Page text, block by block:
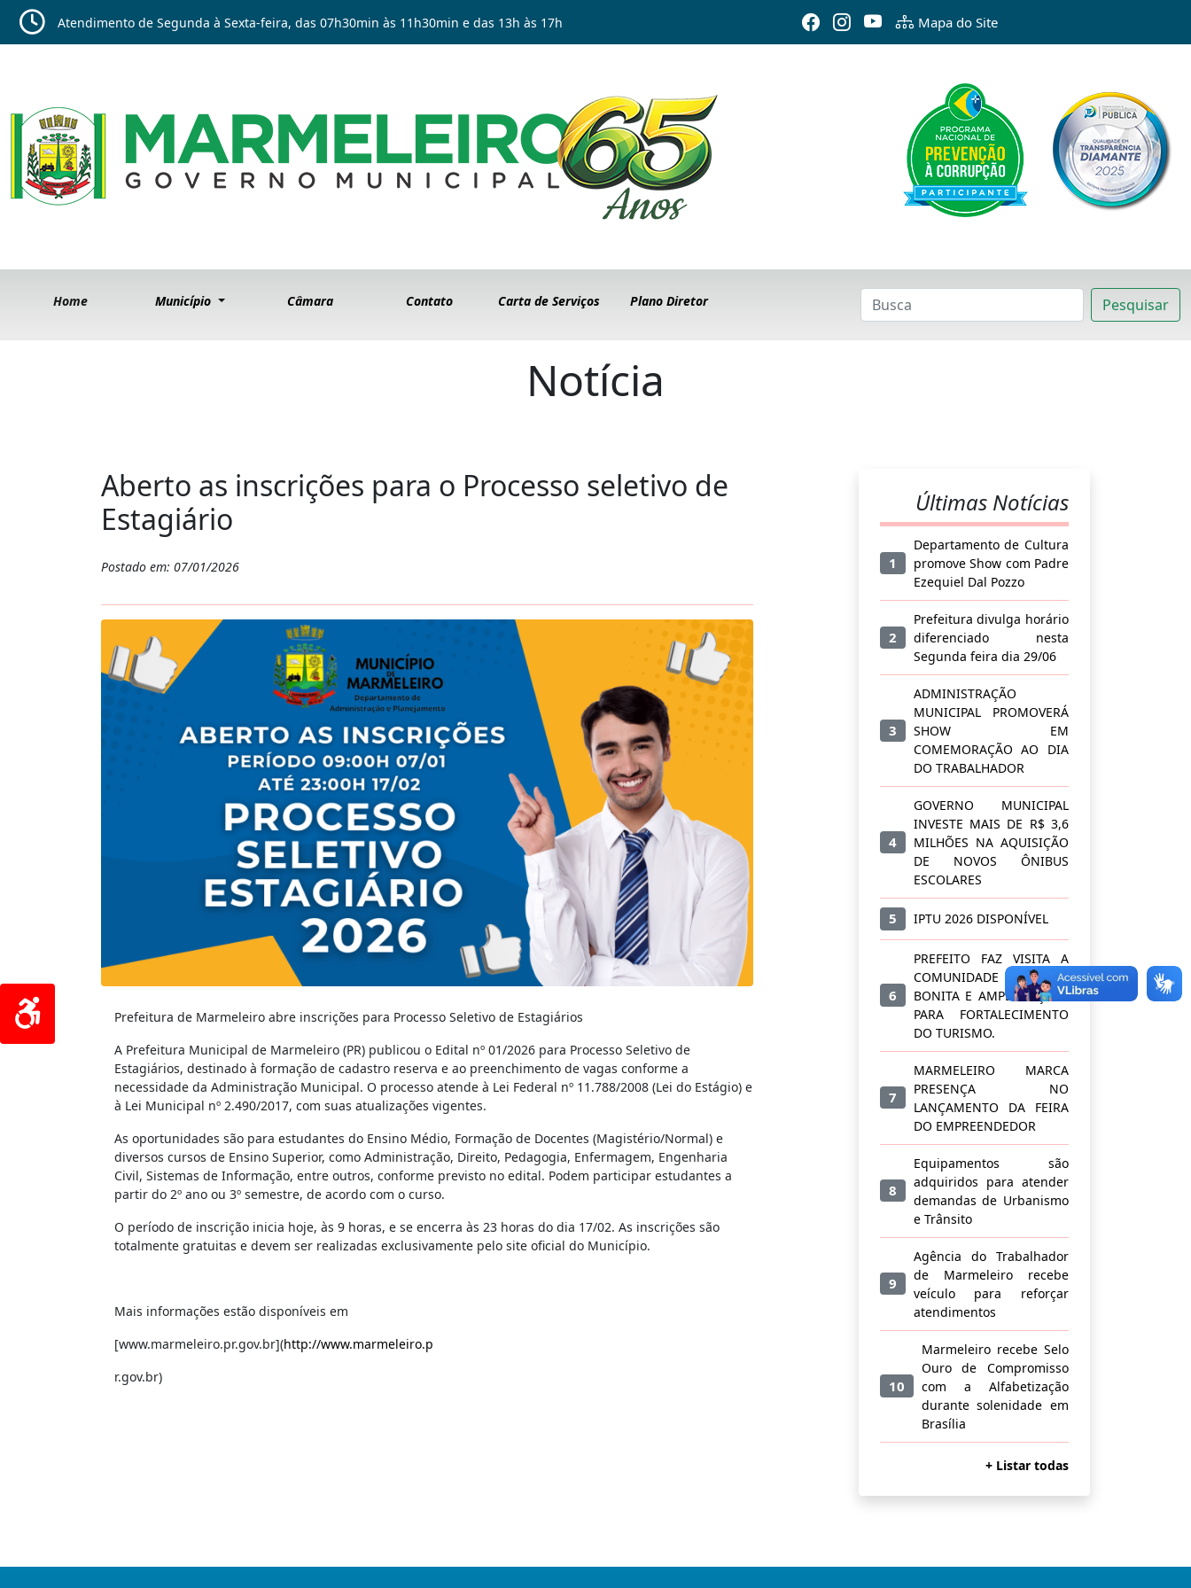
Atendimento de Segunda à Sexta-feira, das 07h30min às 11h30min e das 13h às 17h Mapa do Site
Home Município Câmara Contato Carta de Serviços Plano Diretor Pesquisar
Notícia
Aberto as inscrições para o Processo seletivo de
Estagiário
Postado em: 07/01/2026
Prefeitura de Marmeleiro abre inscrições para Processo Seletivo de Estagiários
A Prefeitura Municipal de Marmeleiro (PR) publicou o Edital nº 01/2026 para Processo Seletivo de
Estagiários, destinado à formação de cadastro reserva e ao preenchimento de vagas conforme a
necessidade da Administração Municipal. O processo atende à Lei Federal nº 11.788/2008 (Lei do Estágio) e
à Lei Municipal nº 2.490/2017, com suas atualizações vigentes.
As oportunidades são para estudantes do Ensino Médio, Formação de Docentes (Magistério/Normal) e
diversos cursos de Ensino Superior, como Administração, Direito, Pedagogia, Enfermagem, Engenharia
Civil, Sistemas de Informação, entre outros, conforme previsto no edital. Podem participar estudantes a
partir do 2º ano ou 3º semestre, de acordo com o curso.
O período de inscrição inicia hoje, às 9 horas, e se encerra às 23 horas do dia 17/02. As inscrições são
totalmente gratuitas e devem ser realizadas exclusivamente pelo site oficial do Município.
Mais informações estão disponíveis em
[www.marmeleiro.pr.gov.br](http://www.marmeleiro.p
r.gov.br)
Últimas Notícias
1
Departamento de Cultura
promove Show com Padre
Ezequiel Dal Pozzo
2
Prefeitura divulga horário
diferenciado nesta
Segunda feira dia 29/06
3
ADMINISTRAÇÃO
MUNICIPAL PROMOVERÁ
SHOW EM
COMEMORAÇÃO AO DIA
DO TRABALHADOR
4
GOVERNO MUNICIPAL
INVESTE MAIS DE R$ 3,6
MILHÕES NA AQUISIÇÃO
DE NOVOS ÔNIBUS
ESCOLARES
5 IPTU 2026 DISPONÍVEL
6
PREFEITO FAZ VISITA A
COMUNIDADE BARRA
BONITA E AMPLIA AÇÕES
PARA FORTALECIMENTO
DO TURISMO.
7
MARMELEIRO MARCA
PRESENÇA NO
LANÇAMENTO DA FEIRA
DO EMPREENDEDOR
8
Equipamentos são
adquiridos para atender
demandas de Urbanismo
e Trânsito
9
Agência do Trabalhador
de Marmeleiro recebe
veículo para reforçar
atendimentos
10
Marmeleiro recebe Selo
Ouro de Compromisso
com a Alfabetização
durante solenidade em
Brasília
+ Listar todas